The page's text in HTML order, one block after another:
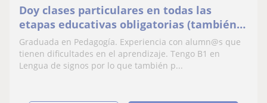
Doy clases particulares en todas las
etapas educativas obligatorias (también a
personas sordas)
Graduada en Pedagogía. Experiencia con alumn@s que
tienen dificultades en el aprendizaje. Tengo B1 en
Lengua de signos por lo que también p...